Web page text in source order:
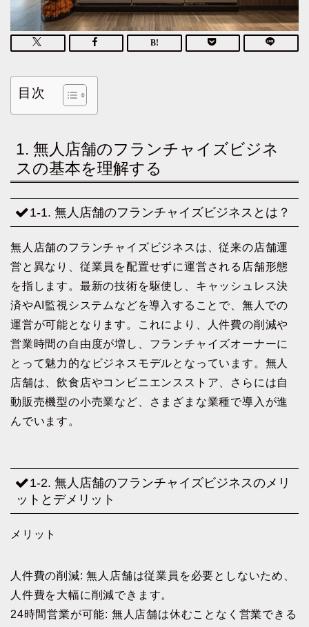
目次
1. 無人店舗のフランチャイズビジネ
スの基本を理解する
1-1. 無人店舗のフランチャイズビジネスとは？
無人店舗のフランチャイズビジネスは、従来の店舗運
営と異なり、従業員を配置せずに運営される店舗形態
を指します。最新の技術を駆使し、キャッシュレス決
済やAI監視システムなどを導入することで、無人での
運営が可能となります。これにより、人件費の削減や
営業時間の自由度が増し、フランチャイズオーナーに
とって魅力的なビジネスモデルとなっています。無人
店舗は、飲食店やコンビニエンスストア、さらには自
動販売機型の小売業など、さまざまな業種で導入が進
んでいます。
1-2. 無人店舗のフランチャイズビジネスのメリ
ットとデメリット
メリット
人件費の削減: 無人店舗は従業員を必要としないため、
人件費を大幅に削減できます。
24時間営業が可能: 無人店舗は休むことなく営業できる